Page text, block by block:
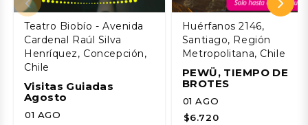
Teatro Biobío - Avenida
Cardenal Raúl Silva
Henríquez, Concepción,
Chile
Visitas Guiadas
Agosto
01 AGO
Huérfanos 2146,
Santiago, Región
Metropolitana, Chile
PEWÜ, TIEMPO DE
BROTES
01 AGO
$6.720